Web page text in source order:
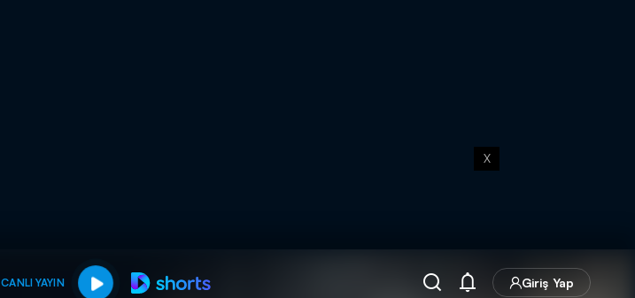
X
CANLI YAYIN Giriş Yap
muhteşem ikili